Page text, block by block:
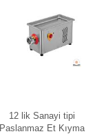
12 lik Sanayi tipi
Paslanmaz Et Kıyma